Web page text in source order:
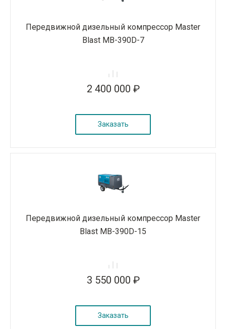
Передвижной дизельный компрессор Master
Blast MB-390D-7
2 400 000 ₽
Заказать
Передвижной дизельный компрессор Master
Blast MB-390D-15
3 550 000 ₽
Заказать